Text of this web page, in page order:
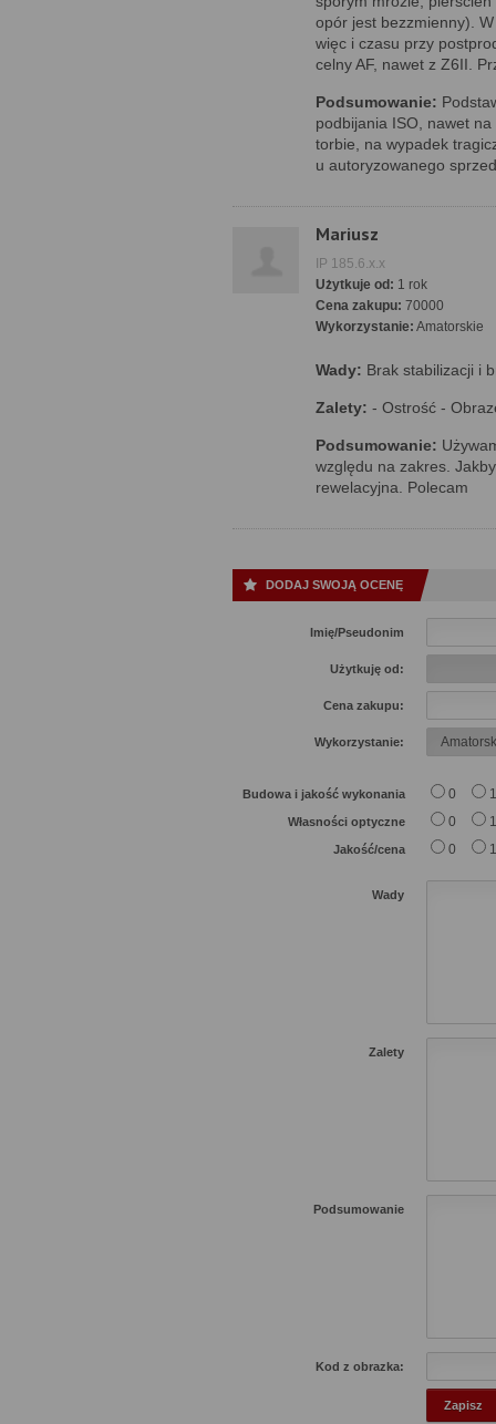
opór jest bezzmienny).
więc i czasu przy
celny AF, nawet z Z6II.
Podsumowanie:
podbijania ISO, nawet
torbie, na wypadek
u autoryzowanego
Mariusz
IP 185.6.x.x
Użytkuje od: 1 rok
Cena zakupu: 70000
Wykorzystanie: Amatorskie
Wady: Brak stabilizacji i
Zalety: - Ostrość -
Podsumowanie:
względu na zakres.
rewelacyjna. Polecam
DODAJ SWOJĄ OCENĘ
Imię/Pseudonim
Użytkuję od:
Cena zakupu:
Wykorzystanie:
Budowa i jakość wykonania 0 1
Własności optyczne 0 1
Jakość/cena 0 1
Wady
Zalety
Podsumowanie
Kod z obrazka: